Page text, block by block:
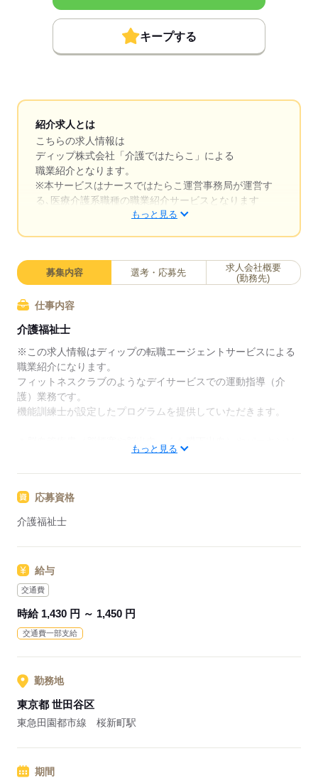
キープする
紹介求人とは
こちらの求人情報は
ディップ株式会社「介護ではたらこ」による
職業紹介となります。
※本サービスはナースではたらこ運営事務局が運営す
る､医療介護系職種の職業紹介サービスとなります
★職業紹介とは？
リアアドバイザーが入職まで無料でサポートいたしま
★ご利用メリット
日本最大級の求人情報の中からぴったりな求人をご紹
介｡
履歴書作成のアドバイスや面接日の調整だけでなく、
お給料、お休み、入職時期の交渉もサポートします。
費用は一切かかりません。
もっと見る
募集内容 選考・応募先
求人会社概要
(勤務先)
仕事内容
介護福祉士
※この求人情報はディップの転職エージェントサービスによる
職業紹介になります。
フィットネスクラブのようなデイサービスでの運動指導（介
護）業務です。
機能訓練士が設定したプログラムを提供していただきます。
整形外科的疾患などを患った方向けのリハビリと機能訓練に
■主な業務内容
・歩行介助
・介護保険に関する事務 など
※機能訓練に特化したデイサービスのため、食事や入浴の介助
業界シェアトップクラスの企業が運営！各種福利厚生や研修制
もっと見る
応募資格
介護福祉士
給与
交通費
時給 1,430 円 ～ 1,450 円
交通費一部支給
勤務地
東京都 世田谷区
東急田園都市線 桜新町駅
期間